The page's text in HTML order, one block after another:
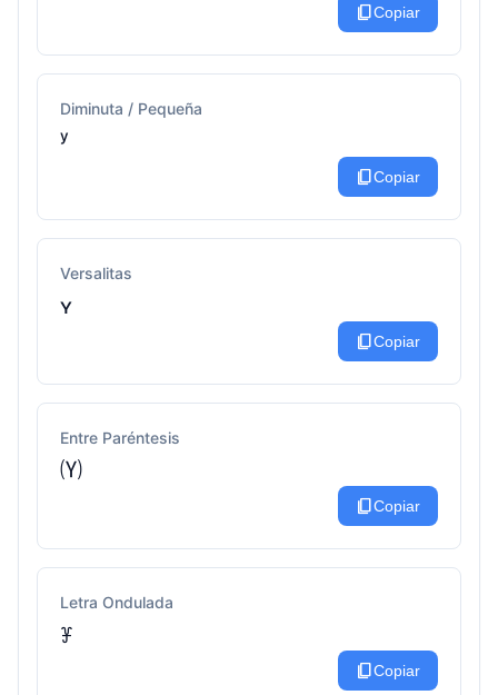
content_copyCopiar
Diminuta / Pequeña
ʸ
content_copyCopiar
Versalitas
ʏ
content_copyCopiar
Entre Paréntesis
🄨
content_copyCopiar
Letra Ondulada
ꐞ
content_copyCopiar